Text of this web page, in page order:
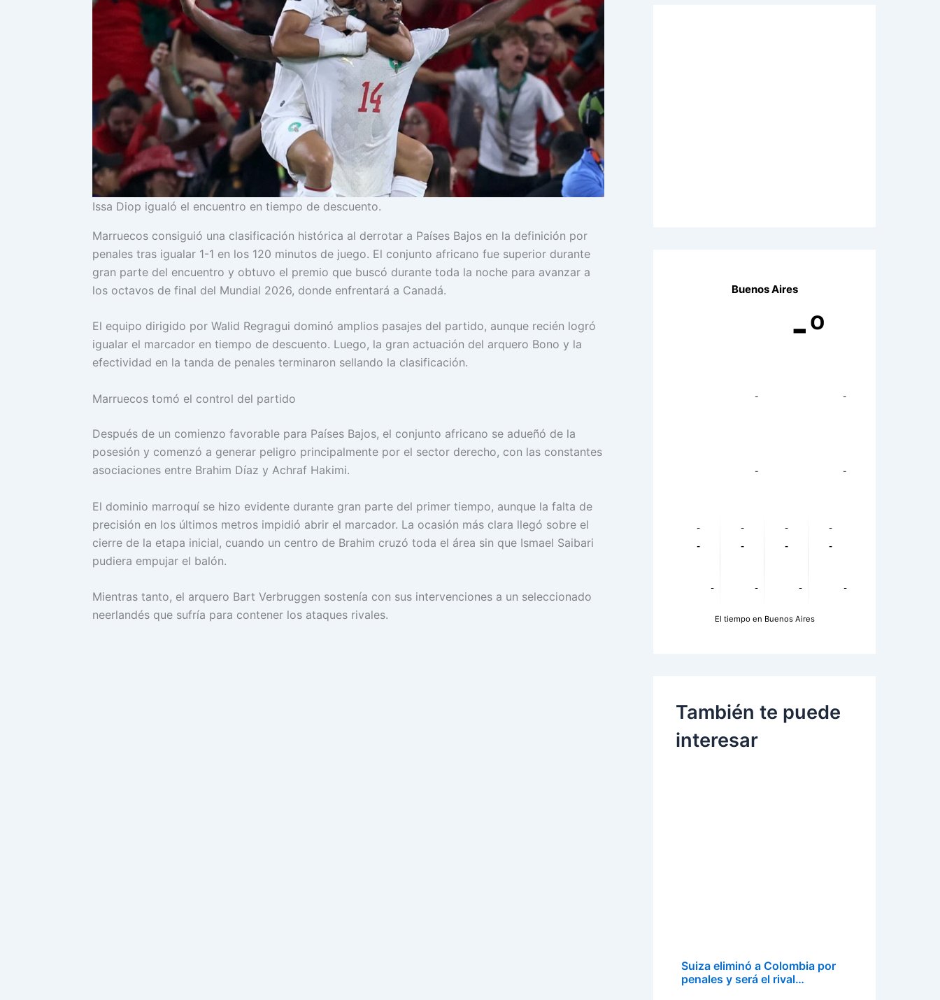
Issa Diop igualó el encuentro en tiempo de descuento.
Marruecos consiguió una clasificación histórica al derrotar a Países Bajos en la definición por
penales tras igualar 1-1 en los 120 minutos de juego. El conjunto africano fue superior durante
gran parte del encuentro y obtuvo el premio que buscó durante toda la noche para avanzar a
los octavos de final del Mundial 2026, donde enfrentará a Canadá.
El equipo dirigido por Walid Regragui dominó amplios pasajes del partido, aunque recién logró
igualar el marcador en tiempo de descuento. Luego, la gran actuación del arquero Bono y la
efectividad en la tanda de penales terminaron sellando la clasificación.
Marruecos tomó el control del partido
Después de un comienzo favorable para Países Bajos, el conjunto africano se adueñó de la
posesión y comenzó a generar peligro principalmente por el sector derecho, con las constantes
asociaciones entre Brahim Díaz y Achraf Hakimi.
El dominio marroquí se hizo evidente durante gran parte del primer tiempo, aunque la falta de
precisión en los últimos metros impidió abrir el marcador. La ocasión más clara llegó sobre el
cierre de la etapa inicial, cuando un centro de Brahim cruzó toda el área sin que Ismael Saibari
pudiera empujar el balón.
Mientras tanto, el arquero Bart Verbruggen sostenía con sus intervenciones a un seleccionado
neerlandés que sufría para contener los ataques rivales.
Buenos Aires
-º
- -
- -
-
-
-
-
-
-
-
-
-
-
-
-
El tiempo en Buenos Aires
También te puede
interesar
Suiza eliminó a Colombia por
penales y será el rival…